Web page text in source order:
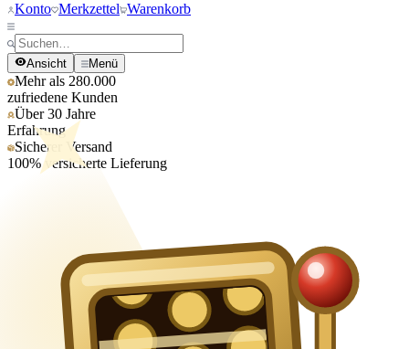
Konto Merkzettel Warenkorb
Ansicht Menü
Mehr als 280.000
zufriedene Kunden
Über 30 Jahre
Erfahrung
Sicherer Versand
100% versicherte Lieferung